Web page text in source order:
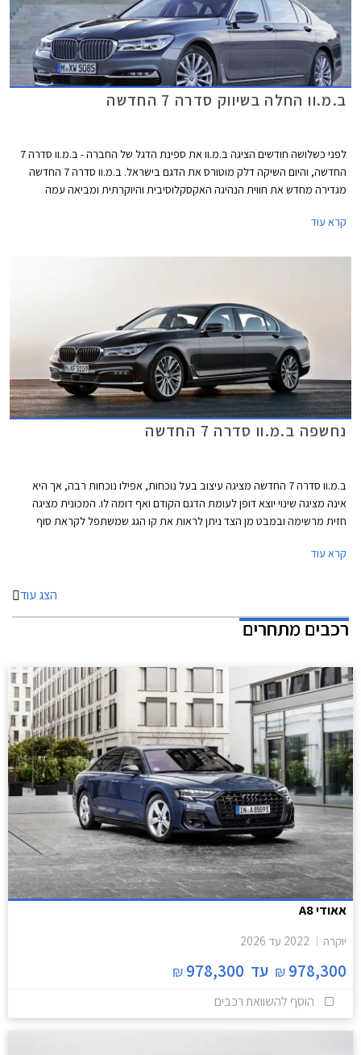
ב.מ.וו החלה בשיווק סדרה 7 החדשה
לפני כשלושה חודשים הציגה ב.מ.וו את ספינת הדגל של החברה - ב.מ.וו סדרה 7
החדשה, והיום השיקה דלק מוטורס את הדגם בישראל. ב.מ.וו סדרה 7 החדשה
מגדירה מחדש את חווית הנהיגה האקסקלוסיבית והיוקרתית ומביאה עמה
ואיכות תא הנוסעים.
קרא עוד
נחשפה ב.מ.וו סדרה 7 החדשה
ב.מ.וו סדרה 7 החדשה מציגה עיצוב בעל נוכחות, אפילו נוכחות רבה, אך היא
אינה מציגה שינוי יוצא דופן לעומת הדגם הקודם ואף דומה לו. המכונית מציגה
חזית מרשימה ובמבט מן הצד ניתן לראות את קו הגג שמשתפל לקראת סוף
פס כרום שמשתלב בפנסים וארבע פתחי מפלט שמוסיפים למראה הדינאמי של
קרא עוד
הצג עוד
רכבים מתחרים
אאודי A8
יוקרה 2022 עד 2026
978,300
₪ עד 978,300
₪
הוסף להשוואת רכבים